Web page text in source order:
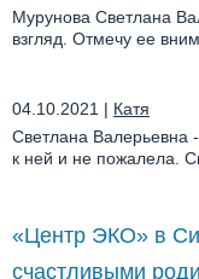
Мурунова Светлана
взгляд. Отмечу ее
04.10.2021 | Катя
Светлана Валерьевна
к ней и не пожалела.
«Центр ЭКО» в
счастливыми